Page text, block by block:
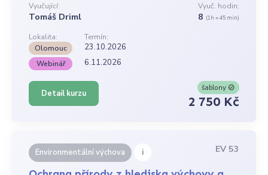
Vyučující:
Tomáš Driml
Vyuč. hodin:
8 (1h = 45 min)
Lokalita:
Termín:
Olomouc
23.10.2026
Webinář 6.11.2026
Detail kurzu
šablony
2 750 Kč
Environmentální výchova i EV 53